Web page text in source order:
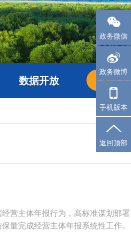
数据开放 长者
营主体年报行为，高标准谋划部
量完成经营主体年报系统性工作
政务微信
政务微博
手机版本
返回顶部